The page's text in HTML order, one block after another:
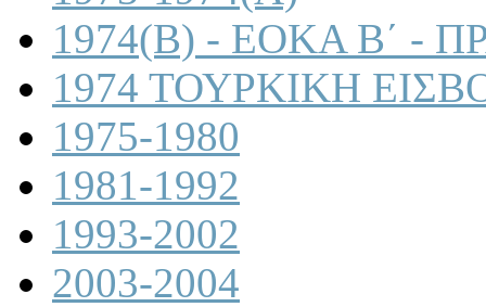
1974(B) - ΕΟΚΑ Β΄ -
1974 ΤΟΥΡΚΙΚΗ
1975-1980
1981-1992
1993-2002
2003-2004